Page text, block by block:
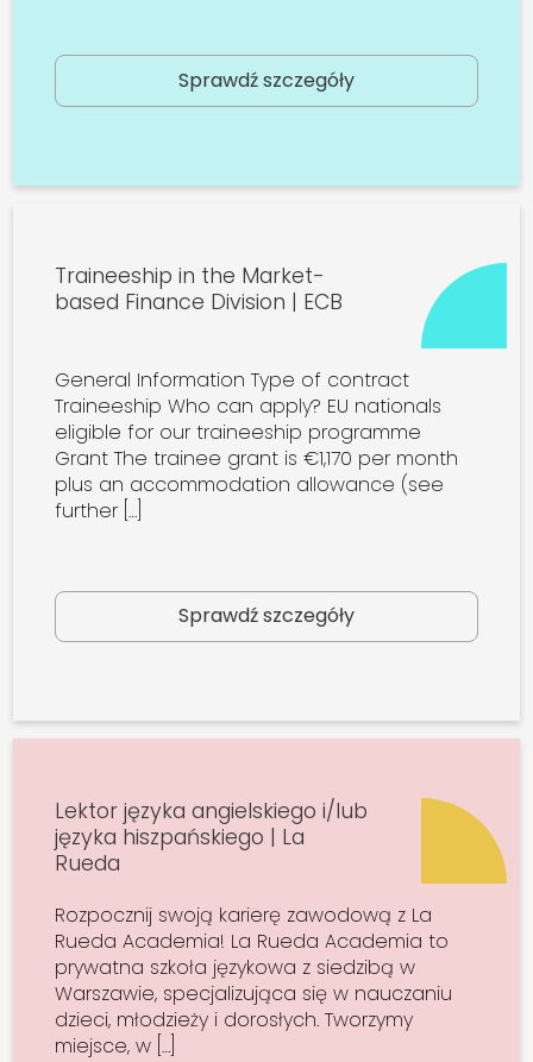
Sprawdź szczegóły
Traineeship in the Market-
based Finance Division | ECB
General Information Type of contract
Traineeship Who can apply? EU nationals
eligible for our traineeship programme
Grant The trainee grant is €1,170 per month
plus an accommodation allowance (see
further […]
Sprawdź szczegóły
Lektor języka angielskiego i/lub
języka hiszpańskiego | La
Rueda
Rozpocznij swoją karierę zawodową z La
Rueda Academia! La Rueda Academia to
prywatna szkoła językowa z siedzibą w
Warszawie, specjalizująca się w nauczaniu
dzieci, młodzieży i dorosłych. Tworzymy
miejsce, w […]